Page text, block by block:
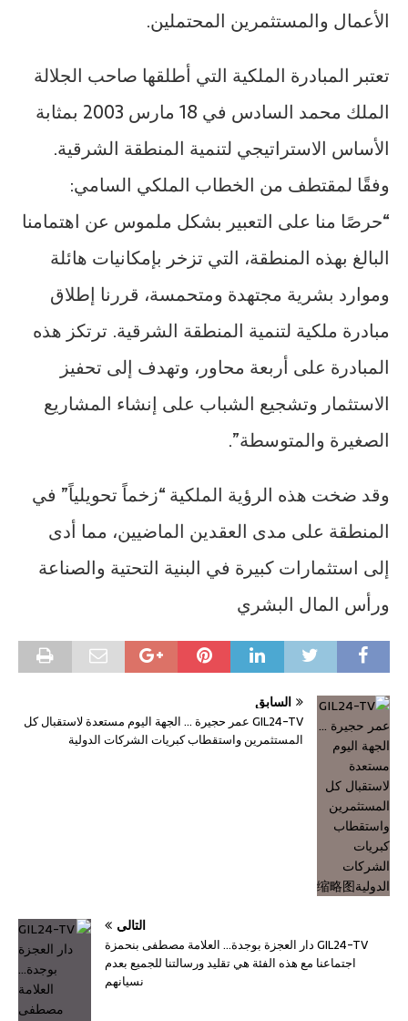
الأعمال والمستثمرين المحتملين.
تعتبر المبادرة الملكية التي أطلقها صاحب الجلالة
الملك محمد السادس في 18 مارس 2003 بمثابة
الأساس الاستراتيجي لتنمية المنطقة الشرقية.
وفقًا لمقتطف من الخطاب الملكي السامي:
“حرصًا منا على التعبير بشكل ملموس عن اهتمامنا
البالغ بهذه المنطقة، التي تزخر بإمكانيات هائلة
وموارد بشرية مجتهدة ومتحمسة، قررنا إطلاق
مبادرة ملكية لتنمية المنطقة الشرقية. ترتكز هذه
المبادرة على أربعة محاور، وتهدف إلى تحفيز
الاستثمار وتشجيع الشباب على إنشاء المشاريع
الصغيرة والمتوسطة”.
وقد ضخت هذه الرؤية الملكية “زخماً تحويلياً” في
المنطقة على مدى العقدين الماضيين، مما أدى
إلى استثمارات كبيرة في البنية التحتية والصناعة
ورأس المال البشري
السابق
GIL24-TV عمر حجيرة … الجهة اليوم مستعدة لاستقبال كل
المستثمرين واستقطاب كبريات الشركات الدولية
التالي
GIL24-TV دار العجزة بوجدة… العلامة مصطفى بنحمزة
اجتماعنا مع هذه الفئة هي تقليد ورسالتنا للجميع بعدم
نسيانهم